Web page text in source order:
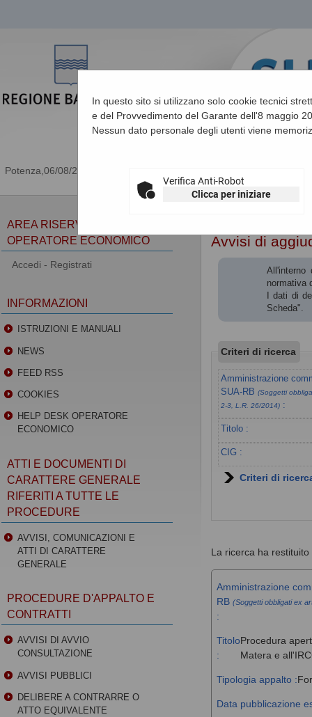
06/08/2026 20:10
Sei qui: Home»
In questo sito si utilizzano solo cookie tecnici
e del Provvedimento del Garante dell'8 maggio
Nessun dato personale degli utenti viene
Verifica Anti-Robot
Clicca per iniziare
Avvisi di
normativa
I dati di
Scheda".
Criteri di ricerca
Amministrazione
SUA-RB(Soggetti
2-3, L.R. 26/2014) :
Titolo :
CIG :
Criteri di
La ricerca ha
Amministrazione
RB (Soggetti obbligati ex
:
Titolo
:
Procedura
Matera e
Tipologia appalto :
Data pubblicazione
AREA RISERVATA
OPERATORE ECONOMICO
Accedi - Registrati
INFORMAZIONI
ISTRUZIONI E MANUALI
NEWS
FEED RSS
COOKIES
HELP DESK OPERATORE
ECONOMICO
ATTI E DOCUMENTI DI
CARATTERE GENERALE
RIFERITI A TUTTE LE
PROCEDURE
AVVISI, COMUNICAZIONI E
ATTI DI CARATTERE
GENERALE
PROCEDURE D'APPALTO E
CONTRATTI
AVVISI DI AVVIO
CONSULTAZIONE
AVVISI PUBBLICI
DELIBERE A CONTRARRE O
ATTO EQUIVALENTE